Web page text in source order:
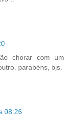
chorar com um
parabéns, bjs.
08:26